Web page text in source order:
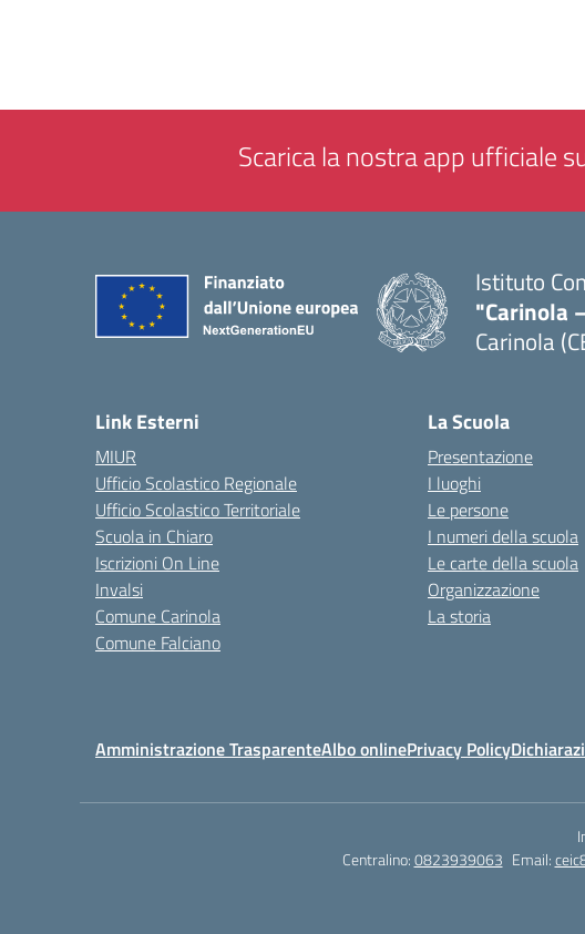
Scarica la nostra app ufficiale
Istituto
"Carinola
Carinola
Link Esterni
MIUR
Ufficio Scolastico Regionale
Ufficio Scolastico Territoriale
Scuola in Chiaro
Iscrizioni On Line
Invalsi
Comune Carinola
Comune Falciano
La Scuola
Presentazione
I luoghi
Le persone
I numeri della scuola
Le carte della scuola
Organizzazione
La storia
Amministrazione TrasparenteAlbo onlinePrivacy Policy
Centralino:0823939063 Email: